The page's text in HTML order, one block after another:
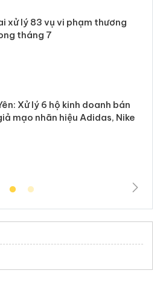
xử lý 83 vụ vi phạm thương
tháng 7
Xử lý 6 hộ kinh doanh bán
mạo nhãn hiệu Adidas, Nike